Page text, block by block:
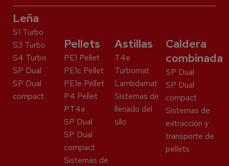
Leña
S1 Turbo
S3 Turbo
S4 Turbo
SP Dual
SP Dual
compact
Pellets
PE1 Pellet
PE1c Pellet
PE1e Pellet
P4 Pellet
PT4e
SP Dual
SP Dual
compact
Sistemas de
Astillas
T4e
Turbomat
Lambdamat
Sistemas de
llenado del
silo
Caldera
combinada
SP Dual
SP Dual
compact
Sistemas de
extracción y
transporte de
pellets